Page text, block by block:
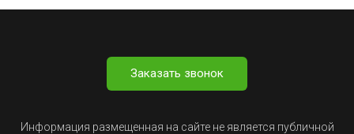
Заказать звонок
Информация размещенная на сайте не является публичной